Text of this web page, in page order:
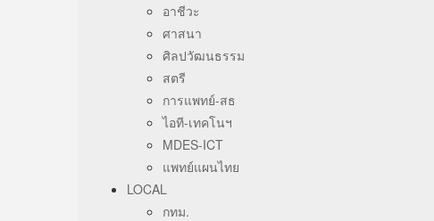
อาชีวะ
ศาสนา
ศิลปวัฒนธรรม
สตรี
การแพทย์-สธ
ไอที-เทคโนฯ
MDES-ICT
แพทย์แผนไทย
LOCAL
กทม.